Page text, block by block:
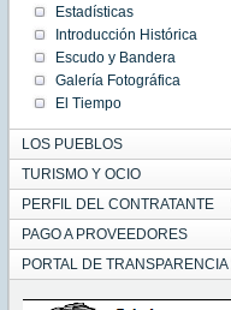
Estadísticas
Introducción Histórica
Escudo y Bandera
Galería Fotográfica
El Tiempo
LOS PUEBLOS
TURISMO Y OCIO
PERFIL DEL CONTRATANTE
PAGO A PROVEEDORES
PORTAL DE TRANSPARENCIA